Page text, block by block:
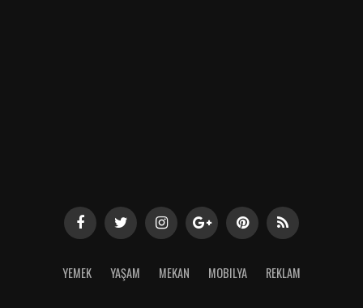
YEMEK YAŞAM MEKAN MOBILYA REKLAM